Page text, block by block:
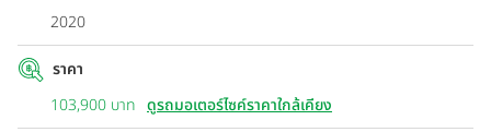
2020
ราคา
103,900 บาท ดูรถมอเตอร์ไซค์ราคาใกล้เคียง